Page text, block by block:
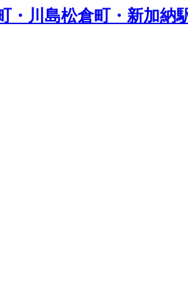
・川島松倉町・新加